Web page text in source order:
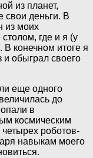
из планет,
свои деньги. В
из моих
где и я (у
конечном итоге я
и обыграл своего
еще одного
до
в
космическим
роботов-
навыкам моего